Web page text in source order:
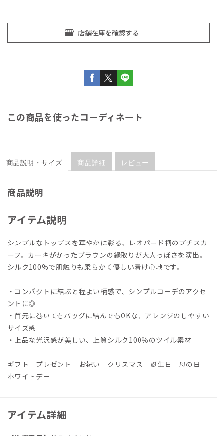
この商品を使ったコーディネート
商品説明・サイズ 商品詳細 レビュー
商品説明
アイテム説明
シンプルなトップスを華やかに彩る、レオパード柄のプチスカ
ーフ。カーキがかったブラウンの縁取りが大人っぽさを演出。
シルク100%で肌触りも柔らかく優しい着け心地です。
・コンパクトに結ぶと程よい柄感で、シンプルコーデのアクセ
ントに◎
・首元に巻いてもバッグに結んでもOKな、アレンジのしやすい
サイズ感
・上品な光沢感が美しい、上質シルク100％のツイル素材
ギフト プレゼント お祝い クリスマス 誕生日 母の日
ホワイトデー
アイテム詳細